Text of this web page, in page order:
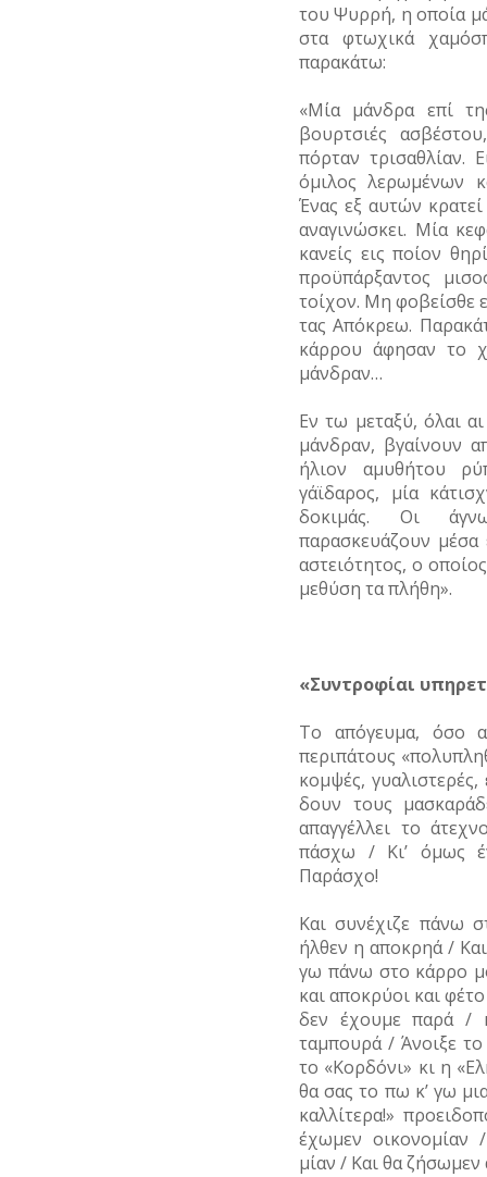
του Ψυρρή, η οποία
στα φτωχικά
παρακάτω:
«Μία μάνδρα επί
βουρτσιές
πόρταν τρισαθλίαν.
όμιλος λερωμένων
Ένας εξ αυτών
αναγινώσκει. Μία
κανείς εις ποίον
προϋπάρξαντος
τοίχον. Μη φοβείσθε
τας Απόκρεω.
κάρρου άφησαν το
μάνδραν…
Εν τω μεταξύ, όλαι αι
μάνδραν, βγαίνουν
ήλιον αμυθήτου
γάϊδαρος, μία
δοκιμάς. Οι
παρασκευάζουν
αστειότητος, ο
μεθύση τα πλήθη».
«Συντροφίαι
Το απόγευμα, όσο
περιπάτους
κομψές,
δουν τους
απαγγέλλει το
πάσχω / Κι’ όμως
Παράσχο!
Και συνέχιζε πάνω
ήλθεν η αποκρηά /
γω πάνω στο κάρρο
και αποκρύοι και
δεν έχουμε παρά /
ταμπουρά / Άνοιξε
το «Κορδόνι» κι η
θα σας το πω κ’ γω
καλλίτερα!»
έχωμεν οικονομίαν
μίαν / Και θα